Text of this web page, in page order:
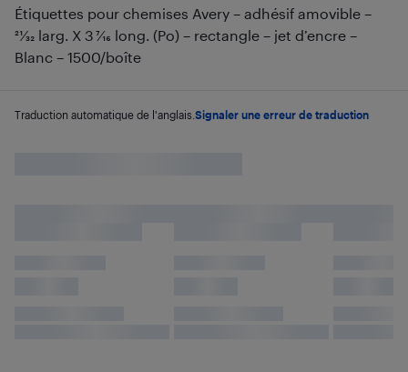
Étiquettes pour chemises Avery – adhésif amovible –
21⁄32 larg. X 3 7⁄16 long. (Po) – rectangle – jet d’encre –
Blanc – 1500/boîte
Traduction automatique de l'anglais. Signaler une erreur de traduction